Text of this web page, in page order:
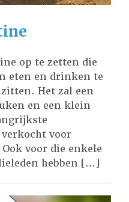
op te zetten die
eten en drinken te
Het zal een
en een klein
voor
voor die enkele
hebben […]